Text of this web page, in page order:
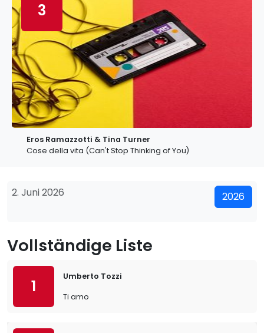
3
Eros Ramazzotti & Tina Turner
Cose della vita (Can't Stop Thinking of You)
2. Juni 2026 2026
Vollständige Liste
1
Umberto Tozzi
Ti amo